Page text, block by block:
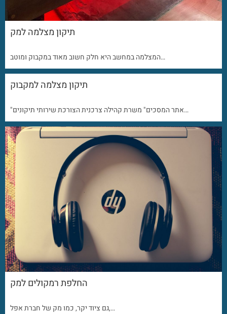
תיקון מצלמה למק
המצלמה במחשב היא חלק חשוב מאוד במקבוק ומוטב…
תיקון מצלמה למקבוק
"אתר המסכים" משרת קהילה צרכנית הצורכת שירותי תיקונים…
החלפת רמקולים למק
גם ציוד יקר, כמו מק של חברת אפל,…